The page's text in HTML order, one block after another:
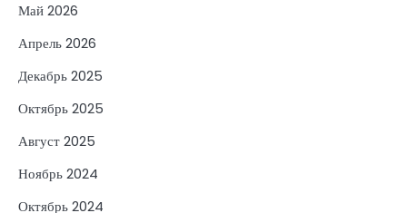
Май 2026
Апрель 2026
Декабрь 2025
Октябрь 2025
Август 2025
Ноябрь 2024
Октябрь 2024